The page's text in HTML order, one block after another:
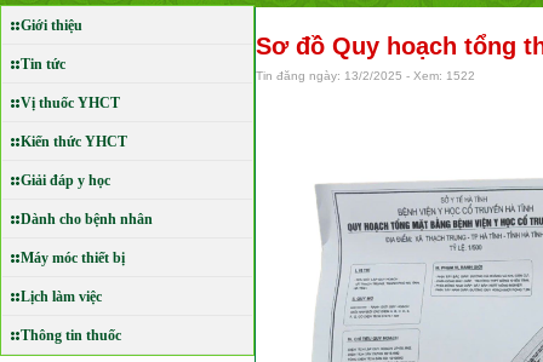
Giới thiệu
Tin tức
Vị thuốc YHCT
Kiến thức YHCT
Giải đáp y học
Dành cho bệnh nhân
Máy móc thiết bị
Lịch làm việc
Thông tin thuốc
Sơ đồ Quy hoạch tổng
Tin đăng ngày: 13/2/2025 - Xem: 1522